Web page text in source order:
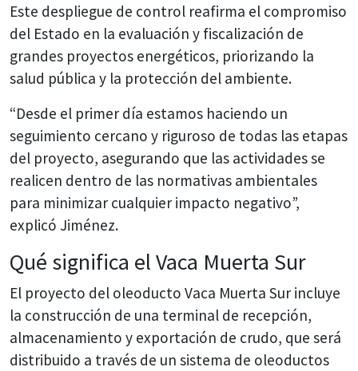
Este despliegue de control reafirma el compromiso
del Estado en la evaluación y fiscalización de
grandes proyectos energéticos, priorizando la
salud pública y la protección del ambiente.
“Desde el primer día estamos haciendo un
seguimiento cercano y riguroso de todas las etapas
del proyecto, asegurando que las actividades se
realicen dentro de las normativas ambientales
para minimizar cualquier impacto negativo”,
explicó Jiménez.
Qué significa el Vaca Muerta Sur
El proyecto del oleoducto Vaca Muerta Sur incluye
la construcción de una terminal de recepción,
almacenamiento y exportación de crudo, que será
distribuido a través de un sistema de oleoductos